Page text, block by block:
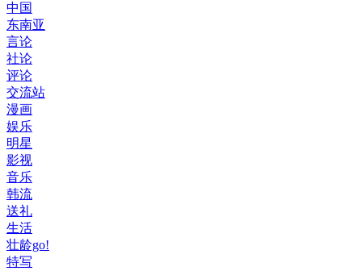
中国
东南亚
言论
社论
评论
交流站
漫画
娱乐
明星
影视
音乐
韩流
送礼
生活
壮龄go!
特写